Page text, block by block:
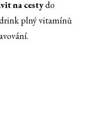
na cestydo
plný vitamínů